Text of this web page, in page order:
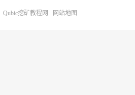
Qubic挖矿教程网 网站地图